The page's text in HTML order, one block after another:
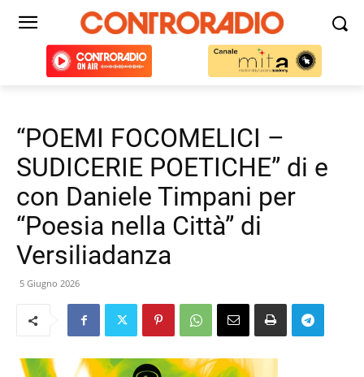
“POEMI FOCOMELICI –
SUDICERIE POETICHE” di e
con Daniele Timpani per
“Poesia nella Città” di
Versiliadanza
5 Giugno 2026